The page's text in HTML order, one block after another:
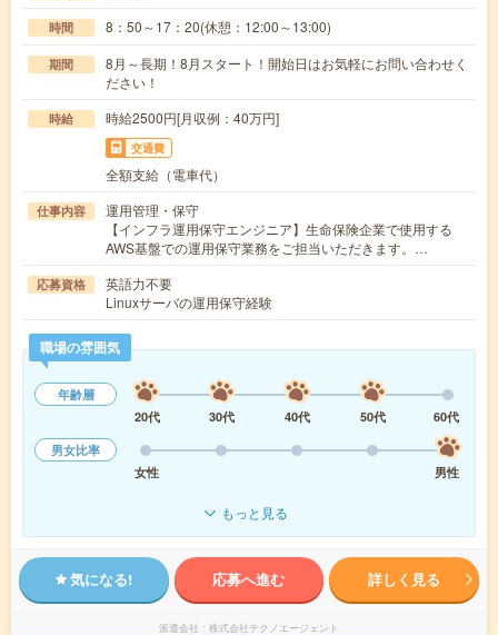
時間 8：50～17：20(休憩：12:00～13:00)
期間
8月～長期！8月スタート！開始日はお気軽にお問い合わせく
ださい！
時給 時給2500円[月収例：40万円]
交通費
全額支給（電車代）
仕事内容
運用管理・保守
【インフラ運用保守エンジニア】生命保険企業で使用する
AWS基盤での運用保守業務をご担当いただきます。…
応募資格
英語力不要
Linuxサーバの運用保守経験
職場の雰囲気
年齢層
20代
30代 40代 50代
60代
男女比率
女性
男性
もっと見る
気になる! 応募へ進む 詳しく見る
派遣会社 株式会社テクノエージェント